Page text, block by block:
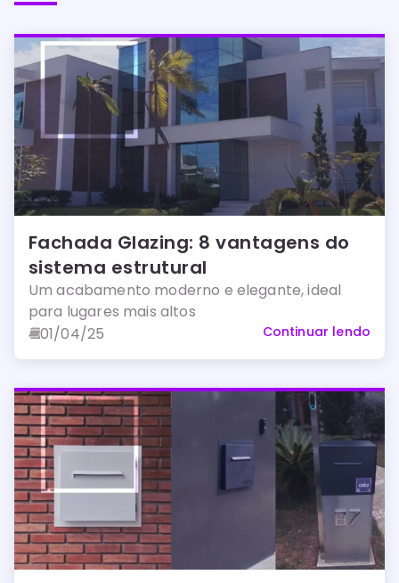
Fachada Glazing: 8 vantagens do
sistema estrutural
Um acabamento moderno e elegante, ideal
para lugares mais altos
01/04/25
Continuar lendo